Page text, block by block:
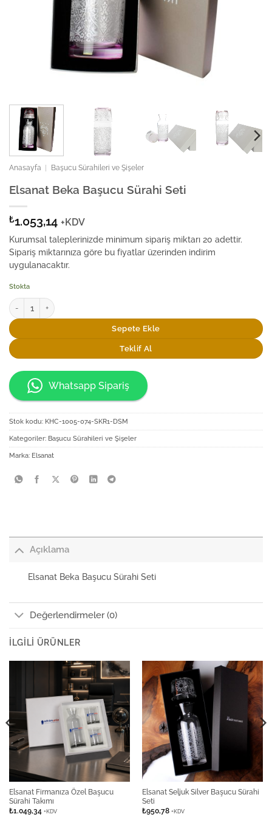
Anasayfa Başucu Sürahileri ve Şişeler
Elsanat Beka Başucu Sürahi Seti
₺1.053,14 +KDV
Kurumsal taleplerinizde minimum sipariş miktarı 20 adettir.
Sipariş miktarınıza göre bu fiyatlar üzerinden indirim
uygulanacaktır.
Stokta
Elsanat Beka Başucu Sürahi Seti adet
Sepete Ekle
Teklif Al
Whatsapp Sipariş
Stok kodu: KHC-1005-074-SKR1-DSM
Kategoriler: Başucu Sürahileri ve Şişeler
Marka: Elsanat
Açıklama
Elsanat Beka Başucu Sürahi Seti
Değerlendirmeler (0)
İLGILI ÜRÜNLER
Elsanat Firmanıza Özel Başucu
Sürahi Takımı
₺1.049,34 +KDV
Elsanat Seljuk Silver Başucu Sürahi
Seti
₺950,78 +KDV